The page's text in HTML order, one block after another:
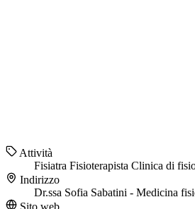
Attività
Fisiatra Fisioterapista Clinica di
Indirizzo
Dr.ssa Sofia Sabatini - Medicina
Sito web